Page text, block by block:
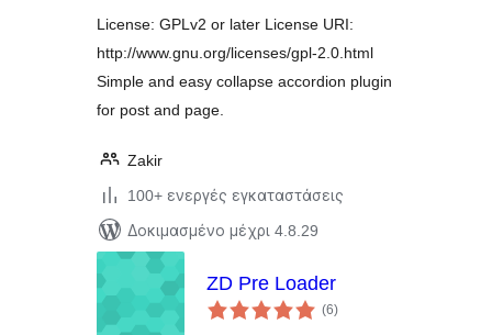
License: GPLv2 or later License URI:
http://www.gnu.org/licenses/gpl-2.0.html
Simple and easy collapse accordion plugin
for post and page.
Zakir
100+ ενεργές εγκαταστάσεις
Δοκιμασμένο μέχρι 4.8.29
ZD Pre Loader
(6αξιολογήσεις
σύνολο
)